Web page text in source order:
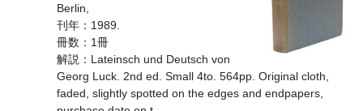
Berlin,
刊年：1989.
冊数：1冊
解説：Lateinsch und Deutsch von
Georg Luck. 2nd ed. Small 4to. 564pp. Original cloth,
faded, slightly spotted on the edges and endpapers,